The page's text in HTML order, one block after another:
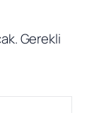
Gerekli